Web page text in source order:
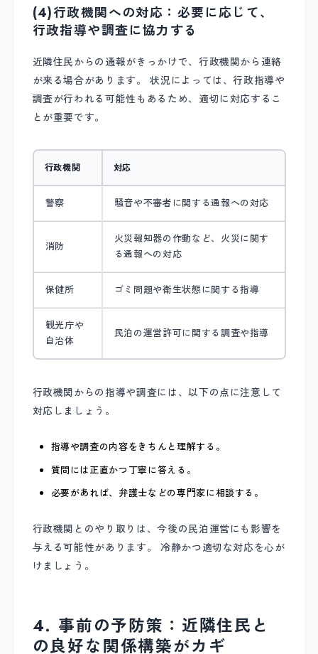
(4)行政機関への対応：必要に応じて、
行政指導や調査に協力する
近隣住民からの通報がきっかけで、行政機関から連絡
が来る場合があります。 状況によっては、行政指導や
調査が行われる可能性もあるため、適切に対応するこ
とが重要です。
行政機関 対応
警察 騒音や不審者に関する通報への対応
消防
火災報知器の作動など、火災に関す
る通報への対応
保健所 ゴミ問題や衛生状態に関する指導
観光庁や
自治体
民泊の運営許可に関する調査や指導
行政機関からの指導や調査には、以下の点に注意して
対応しましょう。
指導や調査の内容をきちんと理解する。
質問には正直かつ丁寧に答える。
必要があれば、弁護士などの専門家に相談する。
行政機関とのやり取りは、今後の民泊運営にも影響を
与える可能性があります。 冷静かつ適切な対応を心が
けましょう。
4. 事前の予防策：近隣住民と
の良好な関係構築がカギ